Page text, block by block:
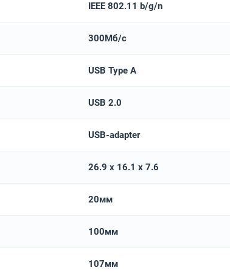
IEEE 802.11 b/g/n
300Мб/с
USB Type A
USB 2.0
USB-adapter
26.9 x 16.1 x 7.6
20мм
100мм
107мм